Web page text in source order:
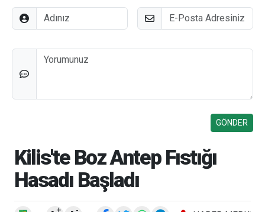
Adınız E-Posta
Düşünceleriniz
Kilis'te Boz Antep Fıstığı
Hasadı Başladı